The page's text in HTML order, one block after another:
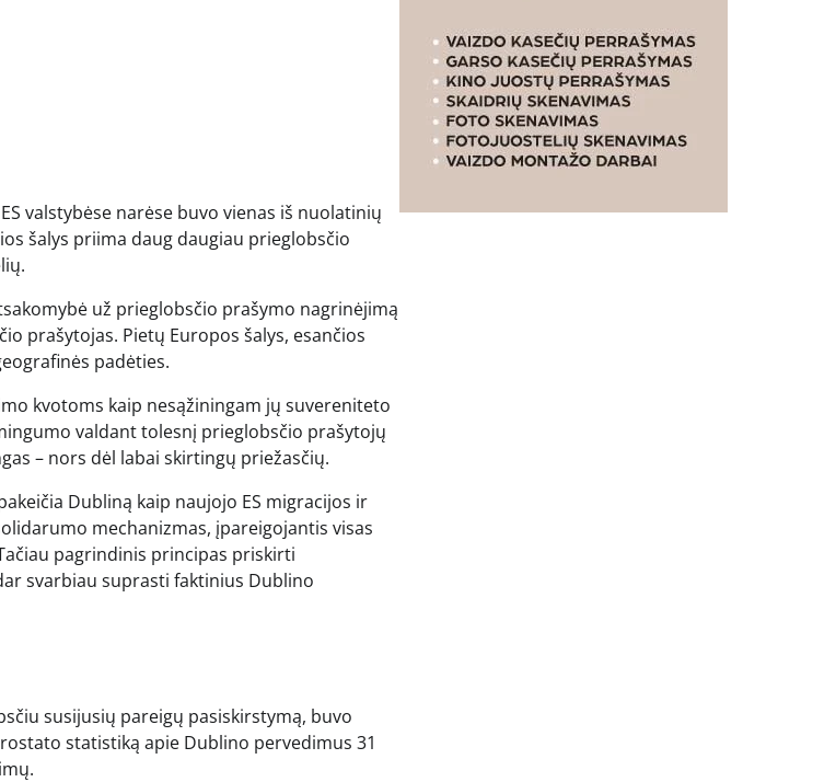
valstybėse narėse buvo vienas iš nuolatinių
šalys priima daug daugiau prieglobsčio
už prieglobsčio prašymo nagrinėjimą
prašytojas. Pietų Europos šalys, esančios
padėties.
kvotoms kaip nesąžiningam jų suvereniteto
valdant tolesnį prieglobsčio prašytojų
– nors dėl labai skirtingų priežasčių.
Dubliną kaip naujojo ES migracijos ir
mechanizmas, įpareigojantis visas
pagrindinis principas priskirti
svarbiau suprasti faktinius Dublino
susijusių pareigų pasiskirstymą, buvo
statistiką apie Dublino pervedimus 31